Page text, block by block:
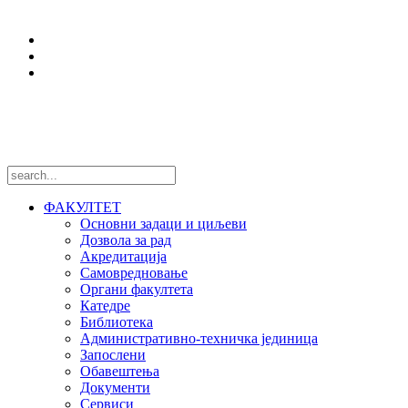
ФАКУЛТЕТ
Основни задаци и циљеви
Дозвола за рад
Акредитација
Самовредновање
Органи факултета
Катедре
Библиотека
Административно-техничка јединица
Запослени
Обавештења
Документи
Сервиси